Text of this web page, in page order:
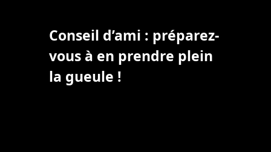
Conseil d’ami : préparez-
vous à en prendre plein
la gueule !